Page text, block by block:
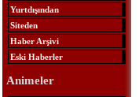
Yurtdışından
Siteden
Haber Arşivi
Eski Haberler
Animeler